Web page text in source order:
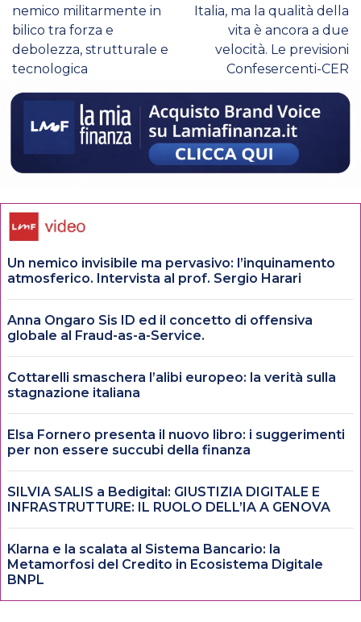
nemico militarmente in
bilico tra forza e
debolezza, strutturale e
tecnologica
Italia, ma la qualità della
vita è ancora a due
velocità. Le previsioni
Confesercenti-CER
Un nemico invisibile ma pervasivo: l’inquinamento
atmosferico. Intervista al prof. Sergio Harari
Anna Ongaro Sis ID ed il concetto di offensiva
globale al Fraud-as-a-Service.
Cottarelli smaschera l’alibi europeo: la verità sulla
stagnazione italiana
Elsa Fornero presenta il nuovo libro: i suggerimenti
per non essere succubi della finanza
SILVIA SALIS a Bedigital: GIUSTIZIA DIGITALE E
INFRASTRUTTURE: IL RUOLO DELL’IA A GENOVA
Klarna e la scalata al Sistema Bancario: la
Metamorfosi del Credito in Ecosistema Digitale
BNPL